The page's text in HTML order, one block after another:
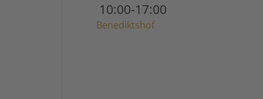
10:00-17:00
Benediktshof